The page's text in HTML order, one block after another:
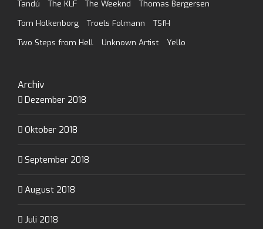
Tandú
The KLF The Weeknd
Thomas Bergersen
Tom Holkenborg
Troels Folmann
TSfH
Two Steps from Hell
Unknown Artist Yello
Archiv
Dezember 2018
Oktober 2018
September 2018
August 2018
Juli 2018